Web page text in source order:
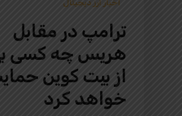
اخبار ارز دیجیتال
ترامپ در مقابل
هریس چه کسی
از بیت کوین
خواهد کرد